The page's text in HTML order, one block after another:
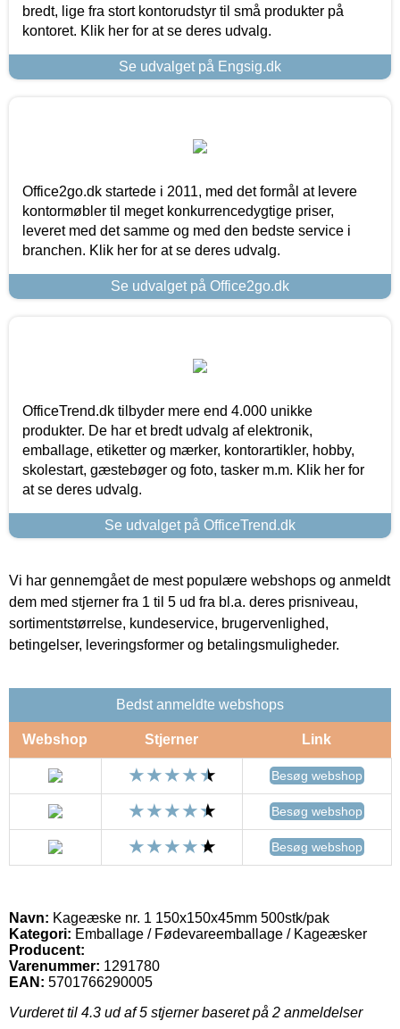
bredt, lige fra stort kontorudstyr til små produkter på
kontoret. Klik her for at se deres udvalg.
Se udvalget på Engsig.dk
Office2go.dk startede i 2011, med det formål at levere
kontormøbler til meget konkurrencedygtige priser,
leveret med det samme og med den bedste service i
branchen. Klik her for at se deres udvalg.
Se udvalget på Office2go.dk
OfficeTrend.dk tilbyder mere end 4.000 unikke
produkter. De har et bredt udvalg af elektronik,
emballage, etiketter og mærker, kontorartikler, hobby,
skolestart, gæstebøger og foto, tasker m.m. Klik her for
at se deres udvalg.
Se udvalget på OfficeTrend.dk
Vi har gennemgået de mest populære webshops og anmeldt
dem med stjerner fra 1 til 5 ud fra bl.a. deres prisniveau,
sortimentstørrelse, kundeservice, brugervenlighed,
betingelser, leveringsformer og betalingsmuligheder.
Bedst anmeldte webshops
Webshop Stjerner Link
Besøg webshop
Besøg webshop
Besøg webshop
Navn: Kageæske nr. 1 150x150x45mm 500stk/pak
Kategori: Emballage / Fødevareemballage / Kageæsker
Producent:
Varenummer: 1291780
EAN: 5701766290005
Vurderet til 4.3 ud af 5 stjerner baseret på 2 anmeldelser